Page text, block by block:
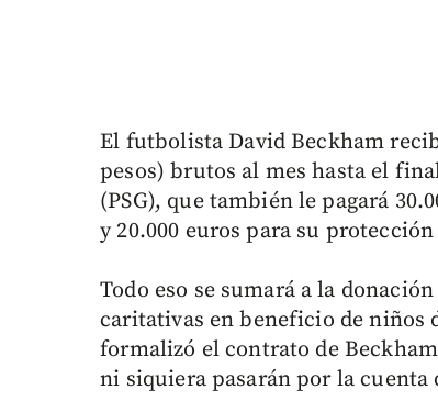
El futbolista David Beckham
pesos) brutos al mes hasta el
(PSG), que también le pagará
y 20.000 euros para su
Todo eso se sumará a la
caritativas en beneficio de niños
formalizó el contrato de
ni siquiera pasarán por la